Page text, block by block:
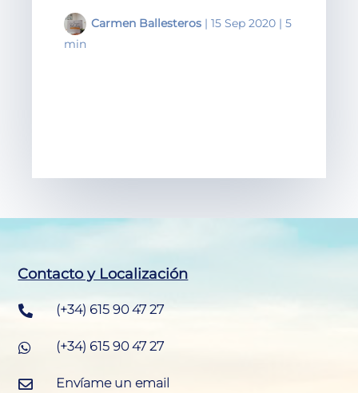
Carmen Ballesteros |15 Sep 2020 |5
min
Contacto y Localización
 (+34) 615 90 47 27
 (+34) 615 90 47 27
 Envíame un email